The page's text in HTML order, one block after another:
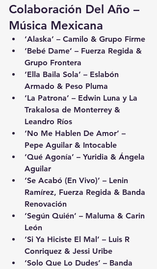
Colaboración Del Año –
Música Mexicana
‘Alaska’ – Camilo & Grupo Firme
‘Bebé Dame’ – Fuerza Regida &
Grupo Frontera
‘Ella Baila Sola’ – Eslabón
Armado & Peso Pluma
‘La Patrona’ – Edwin Luna y La
Trakalosa de Monterrey &
Leandro Ríos
‘No Me Hablen De Amor’ –
Pepe Aguilar & Intocable
‘Qué Agonía’ – Yuridia & Ángela
Aguilar
‘Se Acabó (En Vivo)’ – Lenin
Ramírez, Fuerza Regida & Banda
Renovación
‘Según Quién’ – Maluma & Carin
León
‘Si Ya Hiciste El Mal’ – Luis R
Conriquez & Jessi Uribe
‘Solo Que Lo Dudes’ – Banda